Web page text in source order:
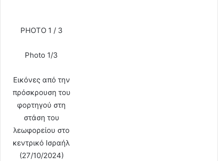
PHOTO 1 / 3
Photo 1/3
Εικόνες από την
πρόσκρουση του
φορτηγού στη
στάση του
λεωφορείου στο
κεντρικό Ισραήλ
(27/10/2024)